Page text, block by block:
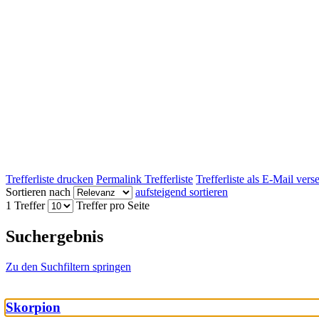
Trefferliste drucken Permalink Trefferliste Trefferliste als E-Mail
Sortieren nach
aufsteigend sortieren
1 Treffer
Treffer pro Seite
Suchergebnis
Zu den Suchfiltern springen
Skorpion